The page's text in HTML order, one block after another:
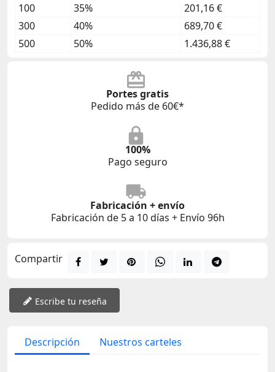
100
35%
201,16 €
300
40%
689,70 €
500
50% 1.436,88 €
Portes gratis
Pedido más de 60€*
100%
Pago seguro
Fabricación + envío
Fabricación de 5 a 10 días + Envío 96h
Compartir
Escribe tu reseña
Descripción Nuestros carteles